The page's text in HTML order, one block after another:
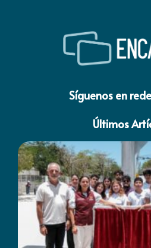
Síguenos en
Últimos